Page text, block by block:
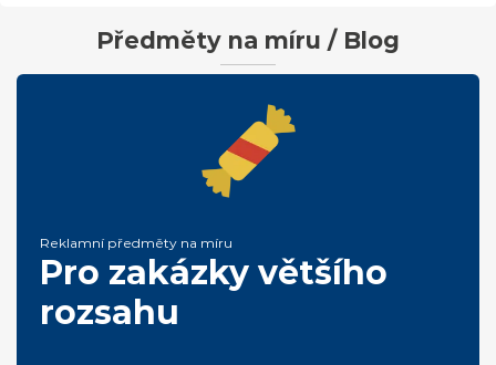
Předměty na míru / Blog
Reklamní předměty na míru
Pro zakázky většího
rozsahu